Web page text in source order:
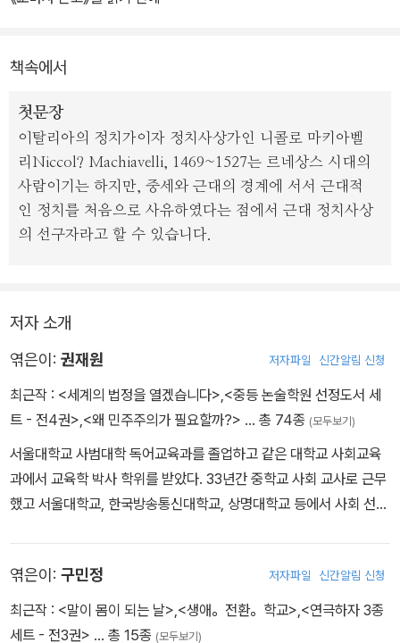
분을 발췌해서 엮은 책이다. 교과서에서 차용한 개념의 전후 맥락이
꿰는 재미를 느낄 수 있다.
책속에서
첫문장
이탈리아의 정치가이자 정치사상가인 니콜로 마키아벨
리Niccol? Machiavelli, 1469~1527는 르네상스 시대의
사람이기는 하지만, 중세와 근대의 경계에 서서 근대적
인 정치를 처음으로 사유하였다는 점에서 근대 정치사상
의 선구자라고 할 수 있습니다.
저자 소개
엮은이: 권재원 저자파일 신간알림 신청
최근작 : <세계의 법정을 열겠습니다>,<중등 논술학원 선정도서 세
트 - 전4권>,<왜 민주주의가 필요할까?> … 총 74종 (모두보기)
서울대학교 사범대학 독어교육과를 졸업하고 같은 대학교 사회교육
과에서 교육학 박사 학위를 받았다. 33년간 중학교 사회 교사로 근무
했고 서울대학교, 한국방송통신대학교, 상명대학교 등에서 사회 선생
는 완벽하지 않다고요?』, 『21세기 택리지』, 『열다섯에 배워 평생 써
먹는 단단한 돈 공부』, 『별난 사회 선생님의 역사가 지리네요』 등이
있다.
엮은이: 구민정 저자파일 신간알림 신청
최근작 : <말이 몸이 되는 날>,<생애。전환。학교>,<연극하자 3종
세트 - 전3권> … 총 15종 (모두보기)